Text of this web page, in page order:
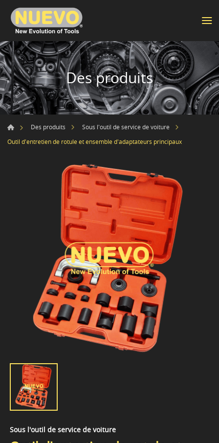
Des produits
Des produits
Sous l'outil de service de voiture
Outil d'entretien de rotule et ensemble d'adaptateurs principaux
Sous l'outil de service de voiture